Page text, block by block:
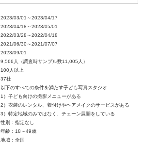
2023/03/01～2023/04/17
2023/04/18～2023/05/01
2022/03/28～2022/04/18
2021/06/30～2021/07/07
2023/09/01
9,566人（調査時サンプル数11,005人）
100人以上
37社
以下のすべての条件を満たす子ども写真スタジオ
1）子ども向けの撮影メニューがある
2）衣装のレンタル、着付けやヘアメイクのサービスがある
3）特定地域のみではなく、チェーン展開をしている
性別：指定なし
年齢：18～49歳
地域：全国